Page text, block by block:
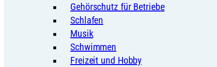
Gehörschutz für Betriebe
Schlafen
Musik
Schwimmen
Freizeit und Hobby